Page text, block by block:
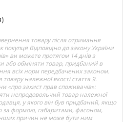
товару після отримання
покупця Відповідно до закону України
ви можете протягом 14 днів з
або обміняти товар, придбаний в
всіх норм передбачених законом.
належної якості стаття 9.
«про захист прав споживачів»:
непродовольчий товар належної
у якого він був придбаний, якщо
за формою, габаритами, фасоном,
причин не може бути ним